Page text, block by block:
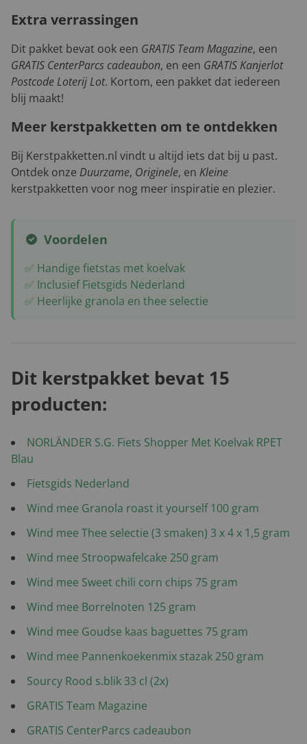
Extra verrassingen
Dit pakket bevat ook een GRATIS Team Magazine, een
GRATIS CenterParcs cadeaubon, en een GRATIS Kanjerlot
Postcode Loterij Lot. Kortom, een pakket dat iedereen
blij maakt!
Meer kerstpakketten om te ontdekken
Bij Kerstpakketten.nl vindt u altijd iets dat bij u past.
Ontdek onze Duurzame, Originele, en Kleine
kerstpakketten voor nog meer inspiratie en plezier.
Voordelen
✅ Handige fietstas met koelvak
✅ Inclusief Fietsgids Nederland
✅ Heerlijke granola en thee selectie
Dit kerstpakket bevat 15
producten:
NORLÄNDER S.G. Fiets Shopper Met Koelvak RPET
Blau
Fietsgids Nederland
Wind mee Granola roast it yourself 100 gram
Wind mee Thee selectie (3 smaken) 3 x 4 x 1,5 gram
Wind mee Stroopwafelcake 250 gram
Wind mee Sweet chili corn chips 75 gram
Wind mee Borrelnoten 125 gram
Wind mee Goudse kaas baguettes 75 gram
Wind mee Pannenkoekenmix stazak 250 gram
Sourcy Rood s.blik 33 cl (2x)
GRATIS Team Magazine
GRATIS CenterParcs cadeaubon